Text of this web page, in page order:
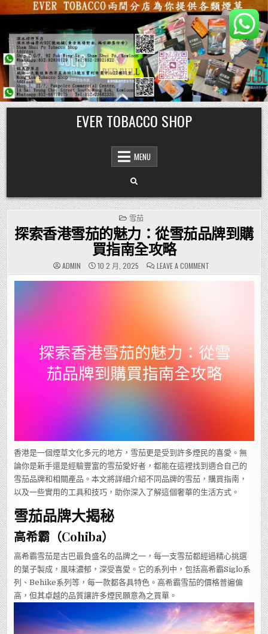
Skip
to
content
EVER TOBACCO SHOP
MENU
POSTED
IN
雪茄
探索香港雪茄的魅力：從雪茄品牌到購
買指南全攻略
ADMIN 10 2 月, 2025 LEAVE A COMMENTON
探
雪
茄
品
牌
到
購
香港是一個煙草文化多元的地方，雪茄更是受到許多煙民的喜愛。無
論你是新手還是經驗豐富的雪茄愛好者，都能在這裡找到適合自己的
雪茄品牌和相關產品。本文將詳細介紹不同品牌的雪茄，購買指南，
以及一些實用的工具和技巧，助你深入了解這個奢華的生活方式。
雪茄品牌大揭秘
高希霸（Cohiba）
高希霸雪茄是古巴最負盛名的品牌之一，每一支雪茄都經過精心挑選
的葉子製成，風味濃郁，深受喜愛。它的系列中，包括高希霸Siglo系
列、Behike系列等，每一款都各具特色。高希霸雪茄的價格普遍偏
高，但其卓越的品質讓許多煙民願意為之買單。